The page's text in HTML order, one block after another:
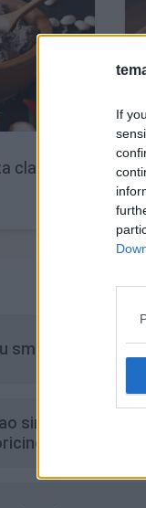
If
clasică
smântână -
simplu și pufos